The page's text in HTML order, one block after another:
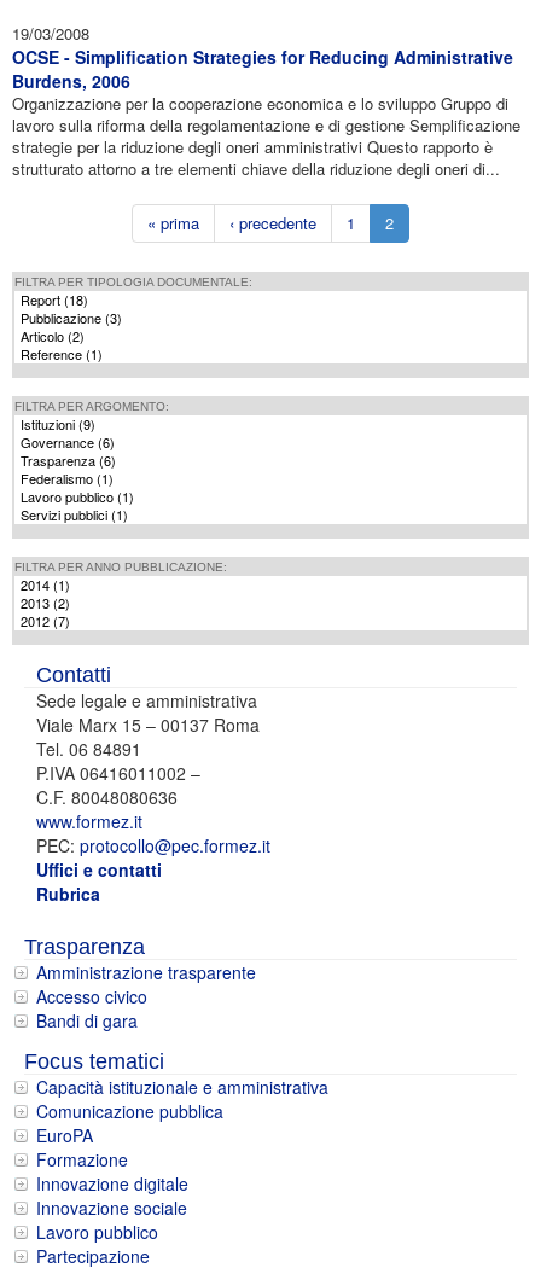
19/03/2008
OCSE - Simplification Strategies for Reducing Administrative
Burdens, 2006
Organizzazione per la cooperazione economica e lo sviluppo Gruppo di
lavoro sulla riforma della regolamentazione e di gestione Semplificazione
strategie per la riduzione degli oneri amministrativi Questo rapporto è
strutturato attorno a tre elementi chiave della riduzione degli oneri di...
« prima ‹ precedente 1 2
FILTRA PER TIPOLOGIA DOCUMENTALE:
Report (18)
Pubblicazione (3)
Articolo (2)
Reference (1)
FILTRA PER ARGOMENTO:
Istituzioni (9)
Governance (6)
Trasparenza (6)
Federalismo (1)
Lavoro pubblico (1)
Servizi pubblici (1)
FILTRA PER ANNO PUBBLICAZIONE:
2014 (1)
2013 (2)
2012 (7)
Contatti
Sede legale e amministrativa
Viale Marx 15 – 00137 Roma
Tel. 06 84891
P.IVA 06416011002 –
C.F. 80048080636
www.formez.it
PEC: protocollo@pec.formez.it
Uffici e contatti
Rubrica
Trasparenza
Amministrazione trasparente
Accesso civico
Bandi di gara
Focus tematici
Capacità istituzionale e amministrativa
Comunicazione pubblica
EuroPA
Formazione
Innovazione digitale
Innovazione sociale
Lavoro pubblico
Partecipazione